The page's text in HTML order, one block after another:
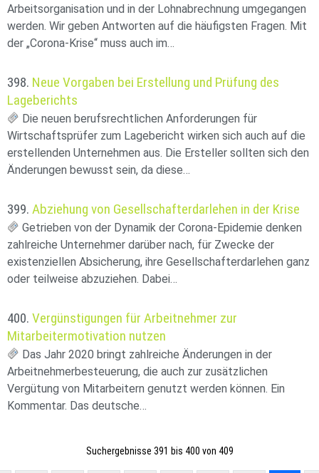
Arbeitsorganisation und in der Lohnabrechnung umgegangen
werden. Wir geben Antworten auf die häufigsten Fragen. Mit
der „Corona-Krise“ muss auch im…
398. Neue Vorgaben bei Erstellung und Prüfung des
Lageberichts
Die neuen berufsrechtlichen Anforderungen für
Wirtschaftsprüfer zum Lagebericht wirken sich auch auf die
erstellenden Unternehmen aus. Die Ersteller sollten sich den
Änderungen bewusst sein, da diese…
399. Abziehung von Gesellschafterdarlehen in der Krise
Getrieben von der Dynamik der Corona-Epidemie denken
zahlreiche Unternehmer darüber nach, für Zwecke der
existenziellen Absicherung, ihre Gesellschafterdarlehen ganz
oder teilweise abzuziehen. Dabei…
400. Vergünstigungen für Arbeitnehmer zur
Mitarbeitermotivation nutzen
Das Jahr 2020 bringt zahlreiche Änderungen in der
Arbeitnehmerbesteuerung, die auch zur zusätzlichen
Vergütung von Mitarbeitern genutzt werden können. Ein
Kommentar. Das deutsche…
Suchergebnisse 391 bis 400 von 409